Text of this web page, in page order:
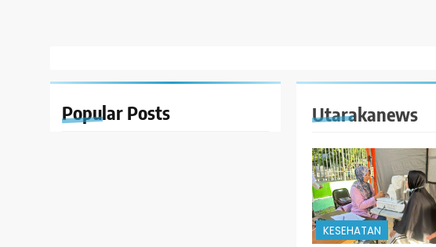
Popular Posts Utarakanews
KESEHATAN